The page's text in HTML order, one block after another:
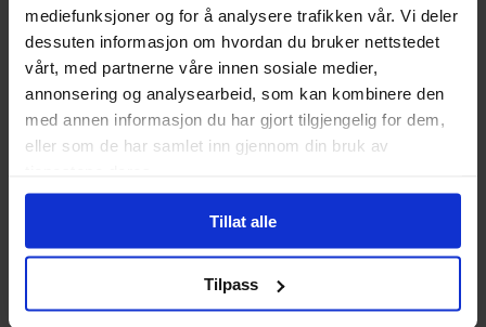
mediefunksjoner og for å analysere trafikken vår. Vi deler
dessuten informasjon om hvordan du bruker nettstedet
vårt, med partnerne våre innen sosiale medier,
annonsering og analysearbeid, som kan kombinere den
med annen informasjon du har gjort tilgjengelig for dem,
eller som de har samlet inn gjennom din bruk av
Tillat alle
Tilpass
Donald Lemke
Harry Potter: Spell Deck
and Interactive Book of
Magic